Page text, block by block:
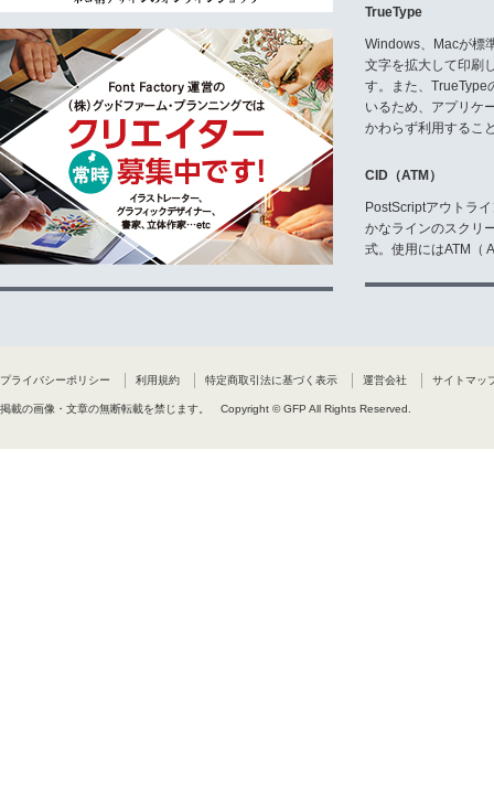
TrueType
Windows、Macが標
文字を拡大して印刷
す。また、TrueType
いるため、アプリケ
かわらず利用するこ
CID（ATM）
PostScriptアウトラ
かなラインのスクリ
式。使用にはATM（
プライバシーポリシー 利用規約 特定商取引法に基づく表示 運営会社 サイトマッ
掲載の画像・文章の無断転載を禁じます。 Copyright © GFP All Rights Reserved.